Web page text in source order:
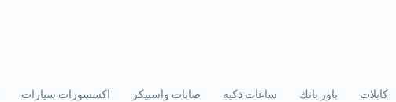
كابلات باور بانك ساعات ذكيه صابات واسبيكر اكسسورات سيارات